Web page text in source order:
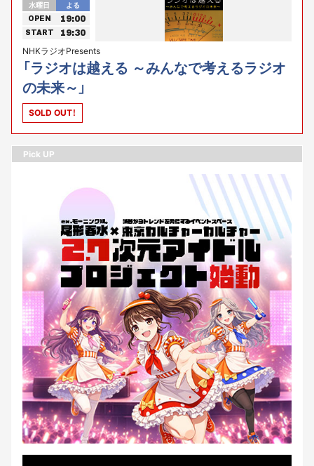
水曜日 よる
OPEN 19:00
START 19:30
NHKラジオPresents
「ラジオは越える ～みんなで考えるラジオ
の未来～」
SOLD OUT！
Pick UP